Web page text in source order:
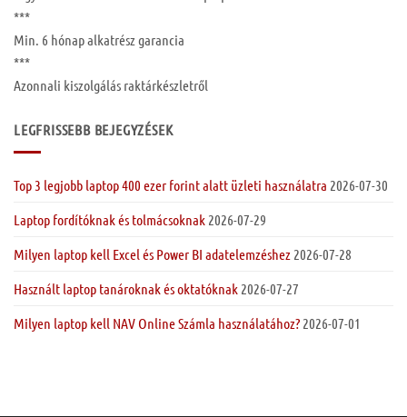
***
Min. 6 hónapalkatrész garancia
***
Azonnali kiszolgálás raktárkészletről
LEGFRISSEBB BEJEGYZÉSEK
Top 3 legjobb laptop 400 ezer forint alatt üzleti használatra 2026-07-30
Laptop fordítóknak és tolmácsoknak 2026-07-29
Milyen laptop kell Excel és Power BI adatelemzéshez 2026-07-28
Használt laptop tanároknak és oktatóknak 2026-07-27
Milyen laptop kell NAV Online Számla használatához? 2026-07-01